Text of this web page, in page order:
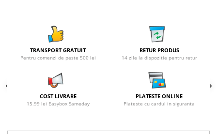
TRANSPORT GRATUIT
Pentru comenzi de peste 500 lei
RETUR PRODUS
14 zile la dispozitie pentru retur
COST LIVRARE
15.99 lei Easybox Sameday
PLATESTE ONLINE
Plateste cu cardul in siguranta